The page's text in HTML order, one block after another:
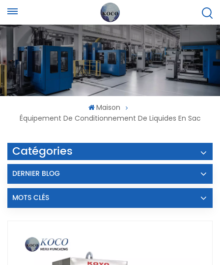
Maison
Équipement De Conditionnement De Liquides En Sac
Catégories
DERNIER BLOG
MOTS CLÉS